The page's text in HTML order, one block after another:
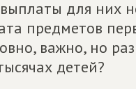
для них
предметов
важно, но
детей?